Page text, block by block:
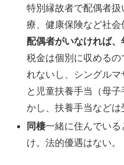
特別縁故者で配偶者
療、健康保険など社
配偶者がいなければ、
税金は個別に収める
れないし、シングル
と児童扶養手当（母
かし、扶養手当などは
同棲一緒に住んでい
け。法的優遇はない。